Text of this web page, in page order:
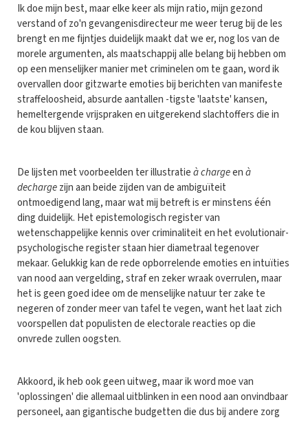
Ik doe mijn best, maar elke keer als mijn ratio, mijn gezond
verstand of zo'n gevangenisdirecteur me weer terug bij de les
brengt en me fijntjes duidelijk maakt dat we er, nog los van de
morele argumenten, als maatschappij alle belang bij hebben om
op een menselijker manier met criminelen om te gaan, word ik
overvallen door gitzwarte emoties bij berichten van manifeste
straffeloosheid, absurde aantallen -tigste 'laatste' kansen,
hemeltergende vrijspraken en uitgerekend slachtoffers die in
de kou blijven staan.
De lijsten met voorbeelden ter illustratieà chargeenà
dechargezijn aan beide zijden van de ambiguïteit
ontmoedigend lang, maar wat mij betreft is er minstens één
ding duidelijk. Het epistemologisch register van
wetenschappelijke kennis over criminaliteit en het evolutionair-
psychologische register staan hier diametraal tegenover
mekaar. Gelukkig kan de rede opborrelende emoties en intuïties
van nood aan vergelding, straf en zeker wraak overrulen, maar
het is geen goed idee om de menselijke natuur ter zake te
negeren of zonder meer van tafel te vegen, want het laat zich
voorspellen dat populisten de electorale reacties op die
onvrede zullen oogsten.
Akkoord, ik heb ook geen uitweg, maar ik word moe van
'oplossingen' die allemaal uitblinken in een nood aan onvindbaar
personeel, aan gigantische budgetten die dus bij andere zorg